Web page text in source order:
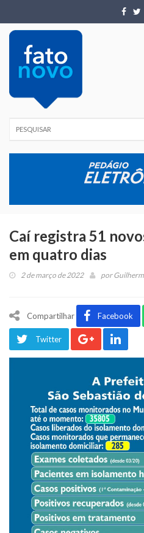
Caí registra 51
em quatro dias
2 de março de 2022 por
Compartilhar Facebook
Twitter